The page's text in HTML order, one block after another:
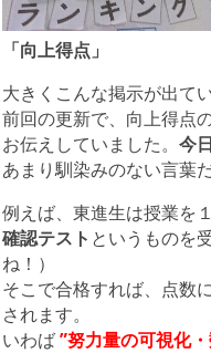
「向上得点」
大きくこんな掲示が出て
前回の更新で、向上得点
お伝えしていました。今
あまり馴染みのない言葉
例えば、東進生は授業を
確認テスト というものを
ね！）
そこで合格すれば、点数
されます。
いわば”努力量の可視化